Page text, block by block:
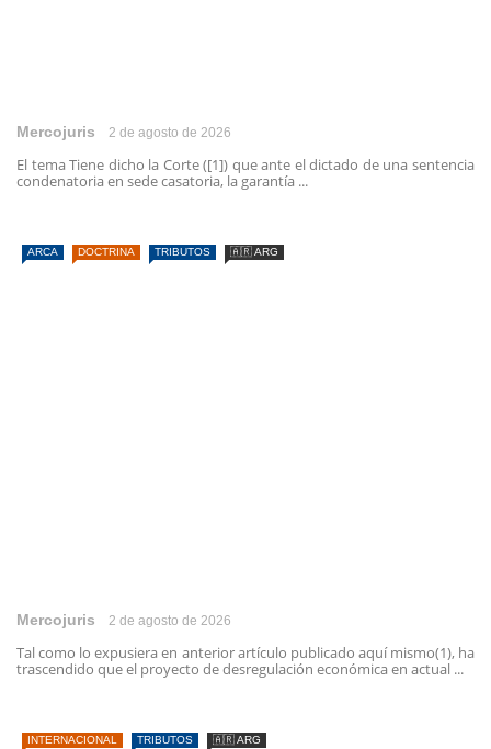
Mercojuris 2 de agosto de 2026
El tema Tiene dicho la Corte ([1]) que ante el dictado de una sentencia
condenatoria en sede casatoria, la garantía ...
ARCA DOCTRINA TRIBUTOS 🇦🇷 ARG
Mercojuris 2 de agosto de 2026
Tal como lo expusiera en anterior artículo publicado aquí mismo(1), ha
trascendido que el proyecto de desregulación económica en actual ...
INTERNACIONAL TRIBUTOS 🇦🇷 ARG